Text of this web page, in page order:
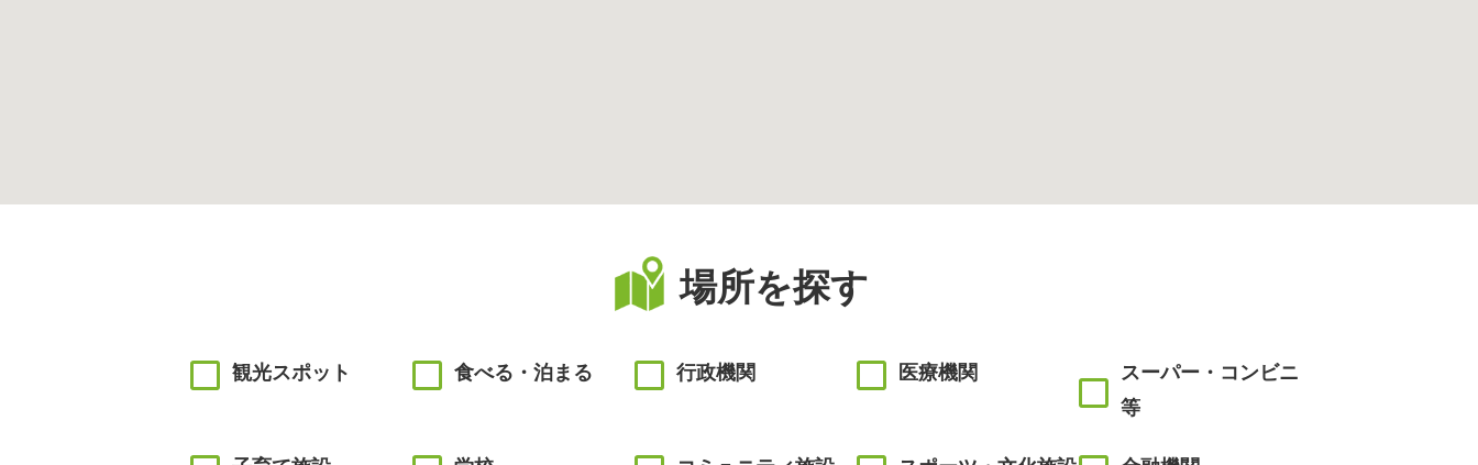
場所を探す
観光スポット 食べる・泊まる 行政機関 医療機関
スーパー・コンビニ
等